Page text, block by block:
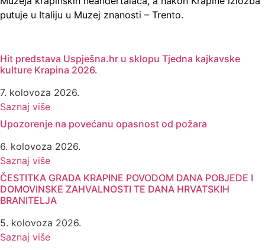
putuje u Italiju u Muzej znanosti – Trento.
Hit predstava Uspješna.hr u sklopu Tjedna kajkavske
kulture Krapina 2026.
7. kolovoza 2026.
Saznaj više
Upozorenje na povećanu opasnost od požara
6. kolovoza 2026.
Saznaj više
ČESTITKA GRADA KRAPINE POVODOM DANA POBJEDE I
DOMOVINSKE ZAHVALNOSTI TE DANA HRVATSKIH
BRANITELJA
5. kolovoza 2026.
Saznaj više